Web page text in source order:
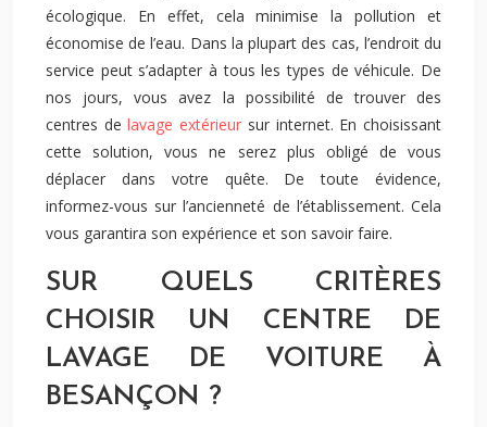
écologique. En effet, cela minimise la pollution et
économise de l’eau. Dans la plupart des cas, l’endroit du
service peut s’adapter à tous les types de véhicule. De
nos jours, vous avez la possibilité de trouver des
centres delavage extérieur sur internet. En choisissant
cette solution, vous ne serez plus obligé de vous
déplacer dans votre quête. De toute évidence,
informez-vous sur l’ancienneté de l’établissement. Cela
vous garantira son expérience et son savoir faire.
SUR QUELS CRITÈRES
CHOISIR UN CENTRE DE
LAVAGE DE VOITURE À
BESANÇON ?